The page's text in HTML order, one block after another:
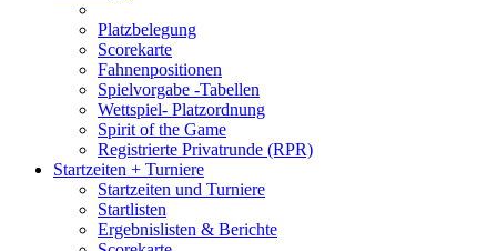
Platzbelegung
Scorekarte
Fahnenpositionen
Spielvorgabe -Tabellen
Wettspiel- Platzordnung
Spirit of the Game
Registrierte Privatrunde (RPR)
Startzeiten + Turniere
Startzeiten und Turniere
Startlisten
Ergebnislisten & Berichte